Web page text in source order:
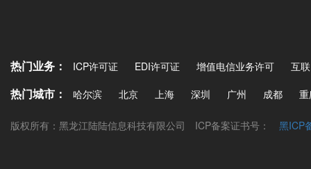
热门业务： ICP许可证 EDI许可证 增值电信业务许可 互
热门城市： 哈尔滨 北京 上海 深圳 广州 成都
版权所有：黑龙江陆陆信息科技有限公司 ICP备案证书号： 黑ICP